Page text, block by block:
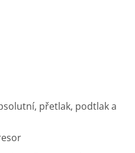
přetlak, podtlak a